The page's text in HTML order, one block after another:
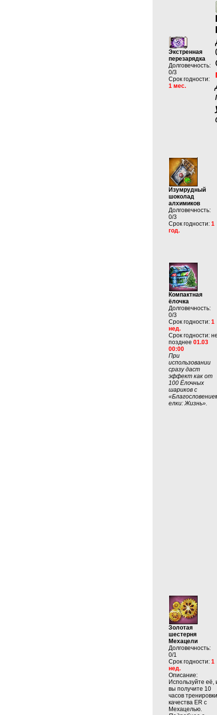
Экстренная
перезарядка
Долговечность:
0/3
Срок годности:
1 мес.
Изумрудный
шоколад
алхимиков
Долговечность:
0/3
Срок годности: 1
год.
Компактная
ёлочка
Долговечность:
0/3
Срок годности: 1
нед.
Срок годности:
позднее 01.03
00:00
При
использовании
сразу даст
эффект как от
100 Ёлочных
шариков с
елки: Жизнь».
Золотая
шестерня
Мехацели
Долговечность:
0/1
Срок годности: 1
нед.
Описание:
Используйте её,
вы получите 10
часов тренировки
качества ER с
Мехацелью.